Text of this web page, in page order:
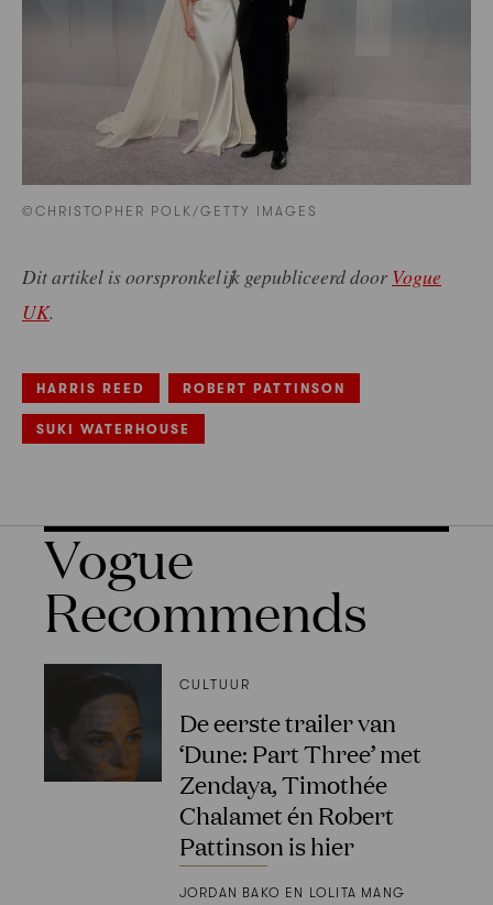
©CHRISTOPHER POLK/GETTY IMAGES
Dit artikel is oorspronkelijk gepubliceerd door Vogue
UK.
HARRIS REED ROBERT PATTINSON
SUKI WATERHOUSE
Vogue
Recommends
CULTUUR
De eerste trailer van
‘Dune: Part Three’ met
Zendaya, Timothée
Chalamet én Robert
Pattinson is hier
JORDAN BAKO EN LOLITA MANG